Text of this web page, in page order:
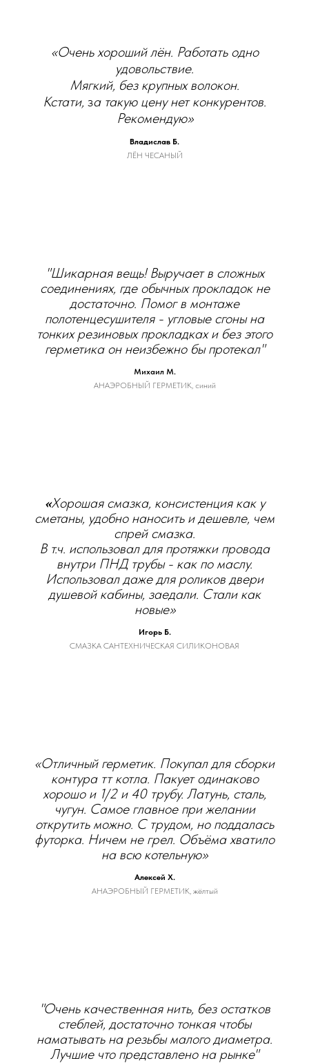
«Очень хороший лён. Работать одно
удовольствие.
Мягкий, без крупных волокон.
Кстати, за такую цену нет конкурентов.
Рекомендую»
Владислав Б.
ЛЁН ЧЕСАНЫЙ
"Шикарная вещь! Выручает в сложных
соединениях, где обычных прокладок не
достаточно. Помог в монтаже
полотенцесушителя - угловые сгоны на
тонких резиновых прокладках и без этого
герметика он неизбежно бы протекал"
Михаил М.
АНАЭРОБНЫЙ ГЕРМЕТИК, синий
«Хорошая смазка, консистенция как у
сметаны, удобно наносить и дешевле, чем
спрей смазка.
В т.ч. использовал для протяжки провода
внутри ПНД трубы - как по маслу.
Использовал даже для роликов двери
душевой кабины, заедали. Стали как
новые»
Игорь Б.
СМАЗКА САНТЕХНИЧЕСКАЯ СИЛИКОНОВАЯ
«Отличный герметик. Покупал для сборки
контура тт котла. Пакует одинаково
хорошо и 1/2 и 40 трубу. Латунь, сталь,
чугун. Самое главное при желании
открутить можно. С трудом, но поддалась
футорка. Ничем не грел. Объёма хватило
на всю котельную»
Алексей Х.
АНАЭРОБНЫЙ ГЕРМЕТИК, жёлтый
"Очень качественная нить, без остатков
стеблей, достаточно тонкая чтобы
наматывать на резьбы малого диаметра.
Лучшие что представлено на рынке"